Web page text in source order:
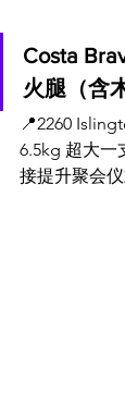
Costa
火腿（含
📍2260
6.5kg 超大一
接提升聚会仪